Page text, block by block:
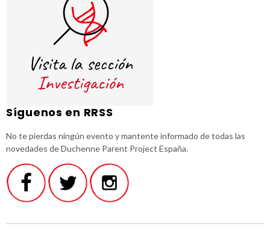
Síguenos en RRSS
No te pierdas ningún evento y mantente informado de todas las
novedades de Duchenne Parent Project España.